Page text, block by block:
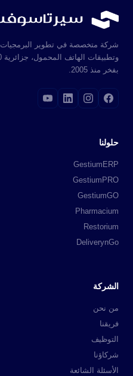
شركة متخصصة في تطوير البرمجيات
بفخر منذ 2005.
حلولنا
GestiumERP
GestiumPRO
GestiumGO
Pharmacium
Restorium
DeliverynGo
الشركة
من نحن
فريقنا
التوظيف
شركاؤنا
الأسئلة الشائعة